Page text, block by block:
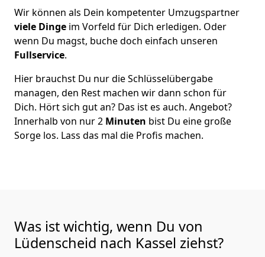
Wir können als Dein kompetenter Umzugspartner
viele Dinge im Vorfeld für Dich erledigen. Oder
wenn Du magst, buche doch einfach unseren
Fullservice.
Hier brauchst Du nur die Schlüsselübergabe
managen, den Rest machen wir dann schon für
Dich. Hört sich gut an? Das ist es auch. Angebot?
Innerhalb von nur 2 Minuten bist Du eine große
Sorge los. Lass das mal die Profis machen.
Was ist wichtig, wenn Du von
Lüdenscheid nach Kassel ziehst?